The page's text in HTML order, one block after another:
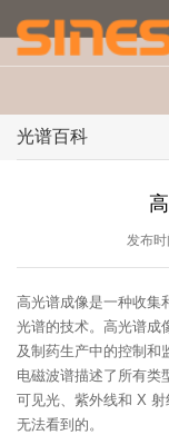
光谱百科
发布
高光谱成像是一种收集
光谱的技术。高光谱成
及制药生产中的控制和
电磁波谱描述了所有类
可见光、紫外线和 X
无法看到的。